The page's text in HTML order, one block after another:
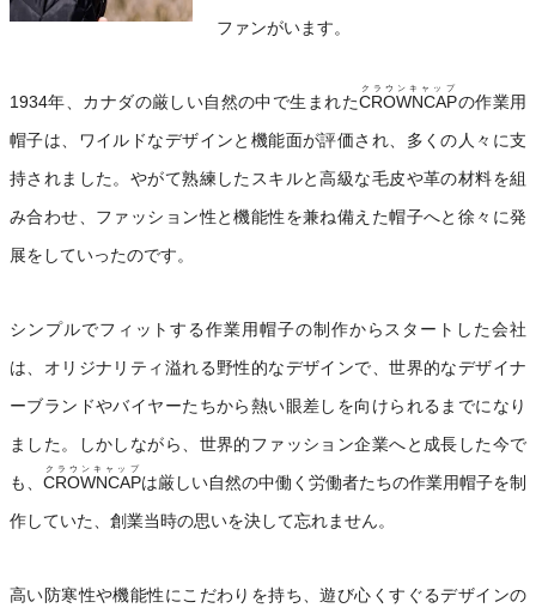
ファンがいます。
1934年、カナダの厳しい自然の中で生まれたCROWNCAP
クラウンキャップ
の作業用
帽子は、ワイルドなデザインと機能面が評価され、多くの人々に支
持されました。やがて熟練したスキルと高級な毛皮や革の材料を組
み合わせ、ファッション性と機能性を兼ね備えた帽子へと徐々に発
展をしていったのです。
シンプルでフィットする作業用帽子の制作からスタートした会社
は、オリジナリティ溢れる野性的なデザインで、世界的なデザイナ
ーブランドやバイヤーたちから熱い眼差しを向けられるまでになり
ました。しかしながら、世界的ファッション企業へと成長した今で
も、 CROWNCAP
クラウンキャップ
は厳しい自然の中働く労働者たちの作業用帽子を制
作していた、創業当時の思いを決して忘れません。
高い防寒性や機能性にこだわりを持ち、遊び心くすぐるデザインの